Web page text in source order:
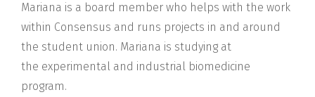
Mariana is a board member who helps with the work
within Consensus and runs projects in and around
the student union. Mariana is studying at
the experimental and industrial biomedicine
program.